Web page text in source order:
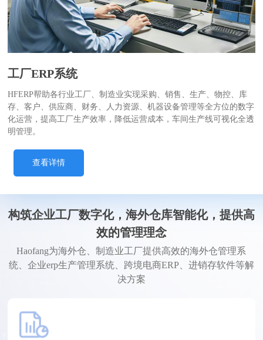
工厂ERP系统
HFERP帮助各行业工厂、制造业实现采购、销售、生产、物控、库
存、客户、供应商、财务、人力资源、机器设备管理等全方位的数字
化运营，提高工厂生产效率，降低运营成本，车间生产线可视化全透
明管理。
查看详情
构筑企业工厂数字化，海外仓库智能化，提供高
效的管理理念
Haofang为海外仓、制造业工厂提供高效的海外仓管理系
统、企业erp生产管理系统、跨境电商ERP、进销存软件等解
决方案